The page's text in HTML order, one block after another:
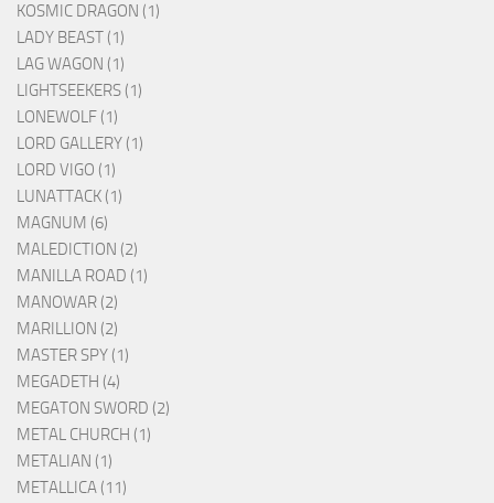
KOSMIC DRAGON (1)
LADY BEAST (1)
LAG WAGON (1)
LIGHTSEEKERS (1)
LONEWOLF (1)
LORD GALLERY (1)
LORD VIGO (1)
LUNATTACK (1)
MAGNUM (6)
MALEDICTION (2)
MANILLA ROAD (1)
MANOWAR (2)
MARILLION (2)
MASTER SPY (1)
MEGADETH (4)
MEGATON SWORD (2)
METAL CHURCH (1)
METALIAN (1)
METALLICA (11)